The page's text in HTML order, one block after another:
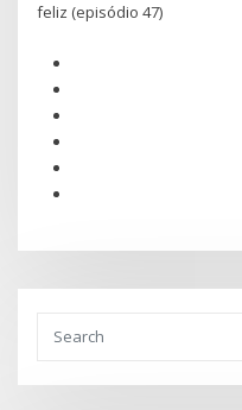
feliz (episódio 47)